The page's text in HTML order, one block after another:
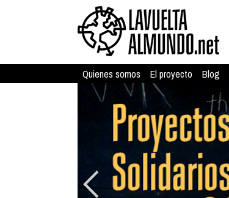
Quienes somos El proyecto Blog